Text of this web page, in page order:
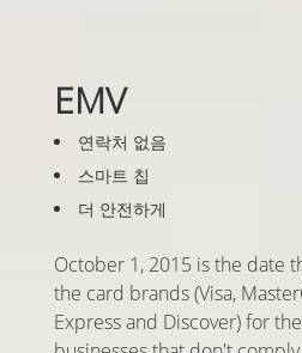
EMV
연락처 없음
스마트 칩
더 안전하게
October 1, 2015 is the date
the card brands (Visa,
Express and Discover) for